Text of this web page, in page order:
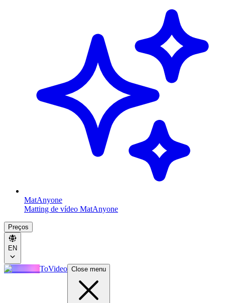
MatAnyone
Matting de vídeo MatAnyone
Preços
EN
ToVideo Close menu